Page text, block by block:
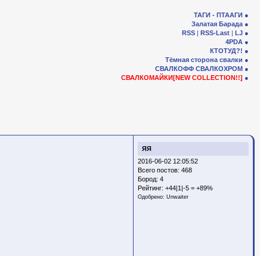
ТАГИ - ПТААГИ
Залатая Барада
RSS | RSS-Last | LJ
4PDA
КТОТУД?!
Тёмная сторона свалки
СВАЛКОФФ СВАЛКОХРОМ
СВАЛКОМАЙКИ[NEW COLLECTION!!]
ЯЯ
2016-06-02 12:05:52
Всего постов: 468
Бород: 4
Рейтинг: +44|1|-5 = +89%
Одобрено: Unwaiter